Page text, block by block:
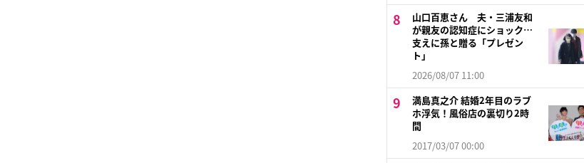
山口百恵さん 夫・三浦友和
が親友の認知症にショック…
支えに孫と贈る「プレゼン
ト」
2026/08/07 11:00
満島真之介 結婚2年目のラブ
ホ浮気！風俗店の裏切り2時
間
2017/03/07 00:00